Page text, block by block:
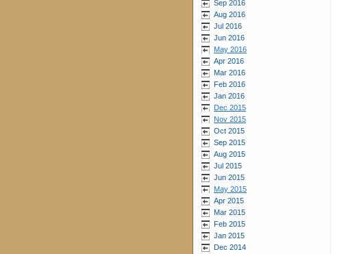
Sep 2016
Aug 2016
Jul 2016
Jun 2016
May 2016
Apr 2016
Mar 2016
Feb 2016
Jan 2016
Dec 2015
Nov 2015
Oct 2015
Sep 2015
Aug 2015
Jul 2015
Jun 2015
May 2015
Apr 2015
Mar 2015
Feb 2015
Jan 2015
Dec 2014